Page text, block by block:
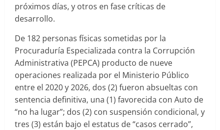
próximos días, y otros en fase críticas de
desarrollo.
De 182 personas físicas sometidas por la
Procuraduría Especializada contra la Corrupción
Administrativa (PEPCA) producto de nueve
operaciones realizada por el Ministerio Público
entre el 2020 y 2026, dos (2) fueron absueltas con
sentencia definitiva, una (1) favorecida con Auto de
“no ha lugar”; dos (2) con suspensión condicional, y
tres (3) están bajo el estatus de “casos cerrado”,